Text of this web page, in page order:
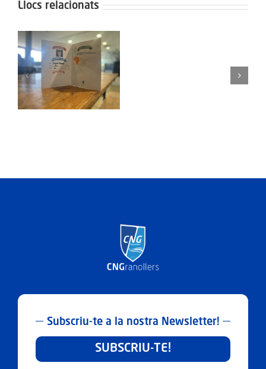
Llocs relacionats
Protegit: Grup Agost:
Dimarts 2 de
Subscriu-te a la nostra Newsletter!
SUBSCRIU-TE!